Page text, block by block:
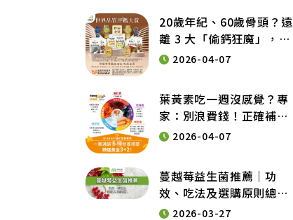
20歲年紀、60歲骨頭？遠
離 3 大「偷鈣狂魔」，維
持健康行動力的營養秘訣
2026-04-07
葉黃素吃一週沒感覺？專
家：別浪費錢！正確補充
葉黃素要「這天數」才有
2026-04-07
蔓越莓益生菌推薦｜功
效、吃法及選購原則總整
理 2026-03-27